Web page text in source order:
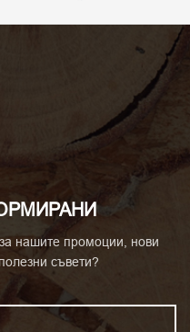
нашите промоции, нови
съвети?